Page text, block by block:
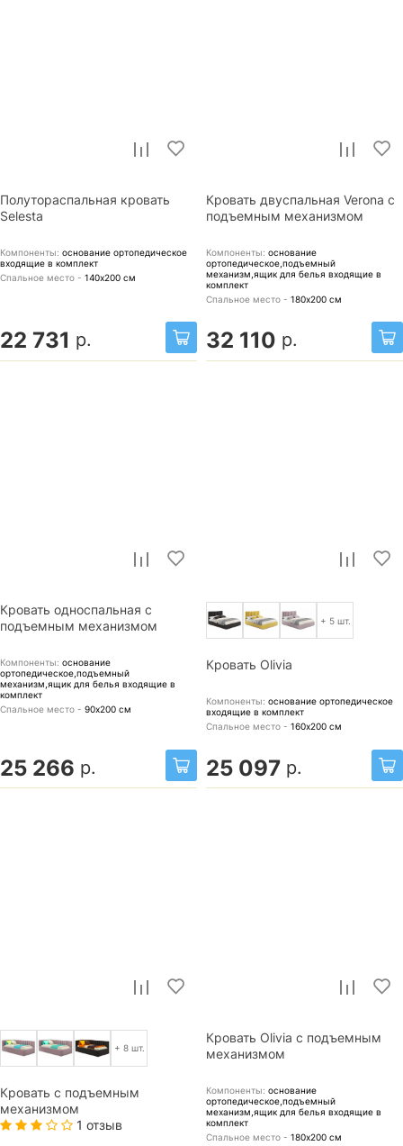
Полутораспальная кровать
Selesta
Компоненты: основание ортопедическое
входящие в комплект
Спальное место - 140х200 см
22 731 р.
Кровать двуспальная Verona с
подъемным механизмом
Компоненты: основание
ортопедическое,подъемный
механизм,ящик для белья входящие в
комплект
Спальное место - 180х200 см
32 110 р.
Кровать односпальная с
подъемным механизмом
Компоненты: основание
ортопедическое,подъемный
механизм,ящик для белья входящие в
комплект
Спальное место - 90х200 см
25 266 р.
+ 5 шт.
Кровать Olivia
Компоненты: основание ортопедическое
входящие в комплект
Спальное место - 160х200 см
25 097 р.
+ 8 шт.
Кровать с подъемным
механизмом
1 отзыв
Кровать Olivia с подъемным
механизмом
Компоненты: основание
ортопедическое,подъемный
механизм,ящик для белья входящие в
комплект
Спальное место - 180х200 см